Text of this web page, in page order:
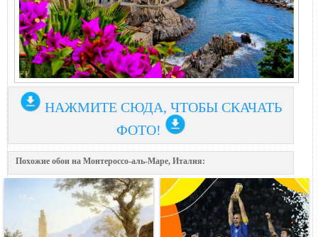
НАЖМИТЕ СЮДА, ЧТОБЫ СКАЧАТЬ
ФОТО!
Похожие обои на Монтероссо-аль-Маре, Италия: